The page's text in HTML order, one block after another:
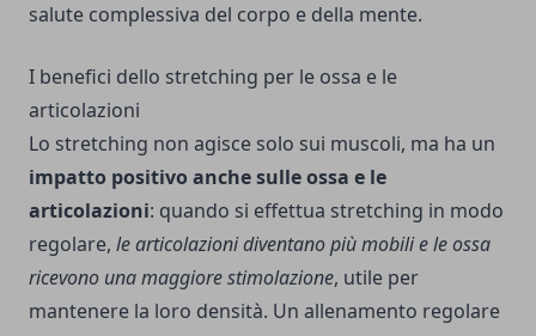
salute complessiva del corpo e della mente.
I benefici dello stretching per le ossa e le
articolazioni
Lo stretching non agisce solo sui muscoli, ma ha un
impatto positivo anche sulle ossa e le
articolazioni: quando si effettua stretching in modo
regolare, le articolazioni diventano più mobili e le ossa
ricevono una maggiore stimolazione, utile per
mantenere la loro densità. Un allenamento regolare